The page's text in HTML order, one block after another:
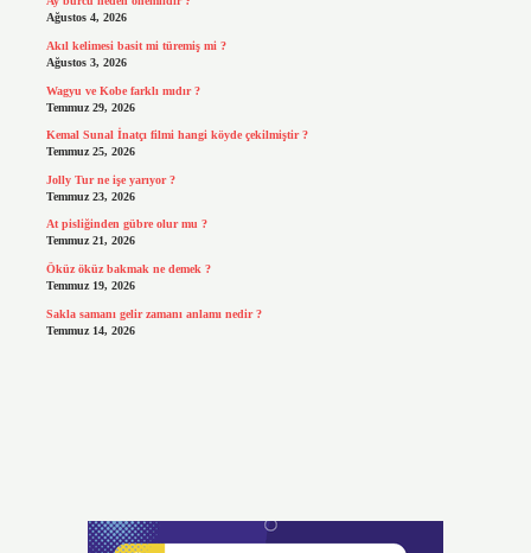
Ağustos 4, 2026
Akıl kelimesi basit mi türemiş mi ?
Ağustos 3, 2026
Wagyu ve Kobe farklı mıdır ?
Temmuz 29, 2026
Kemal Sunal İnatçı filmi hangi köyde çekilmiştir ?
Temmuz 25, 2026
Jolly Tur ne işe yarıyor ?
Temmuz 23, 2026
At pisliğinden gübre olur mu ?
Temmuz 21, 2026
Öküz öküz bakmak ne demek ?
Temmuz 19, 2026
Sakla samanı gelir zamanı anlamı nedir ?
Temmuz 14, 2026